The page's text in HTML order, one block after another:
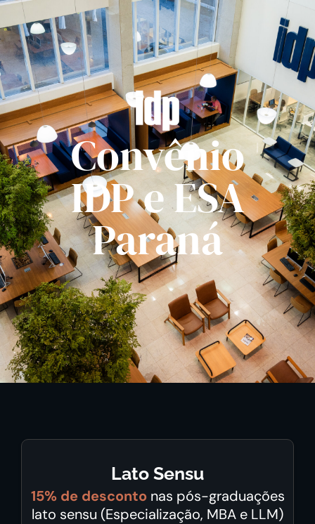
Convênio
IDP e ESA
Paraná
Lato Sensu
15% de descontonas pós-graduações
lato sensu (Especialização, MBA e LLM)